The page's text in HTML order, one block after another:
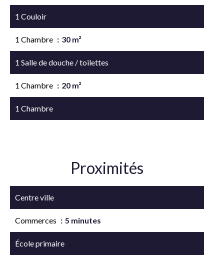
1 Couloir
1 Chambre 30 m²
1 Salle de douche / toilettes
1 Chambre 20 m²
1 Chambre
Proximités
Centre ville
Commerces 5 minutes
École primaire